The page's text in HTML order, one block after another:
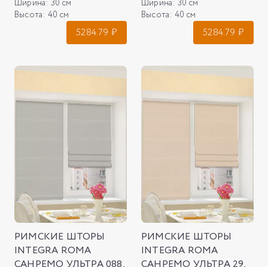
Ширина: 30 см
Высота: 40 см
5284.79 ₽
Ширина: 30 см
Высота: 40 см
5284.79 ₽
РИМСКИЕ ШТОРЫ
INTEGRA ROMA
РИМСКИЕ ШТОРЫ
INTEGRA ROMA